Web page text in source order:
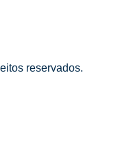
reservados.